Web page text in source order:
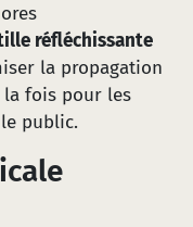
réfléchissante
la propagation
la fois pour les
public.